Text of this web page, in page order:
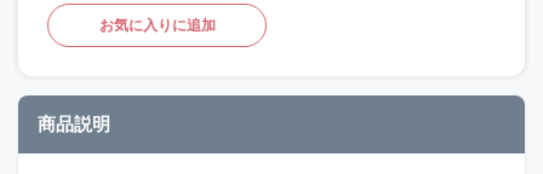
お気に入りに追加
商品説明